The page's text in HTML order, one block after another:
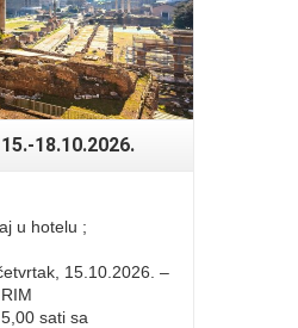
18.10.2026.
u hotelu ;
15.10.2026. –
sati sa